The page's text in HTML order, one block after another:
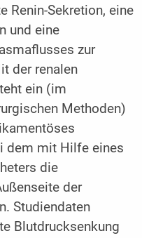
Renin-Sekretion, eine
und eine
zur
der renalen
ein (im
Methoden)
dem mit Hilfe eines
die
der
Studiendaten
Blutdrucksenkung